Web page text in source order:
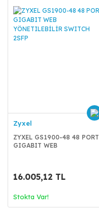
Zyxel
ZYXEL GS1900-48 48 PORT
GIGABIT WEB
16.005,12 TL
Stokta Var!